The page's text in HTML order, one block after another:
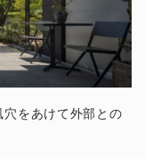
穴をあけて外部との